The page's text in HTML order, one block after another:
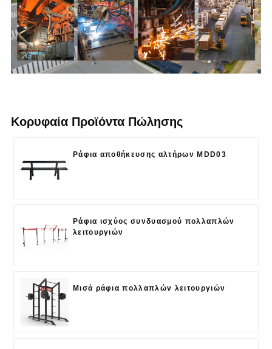
Κορυφαία Προϊόντα Πώλησης
Ράφια αποθήκευσης αλτήρων MDD03
Ράφια ισχύος συνδυασμού πολλαπλών
λειτουργιών
Μισά ράφια πολλαπλών λειτουργιών